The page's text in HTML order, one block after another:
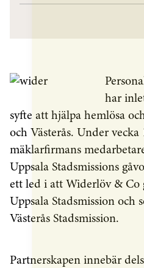
har
syfte att hjälpa hemlösa
och Västerås. Under vecka
mäklarfirmans
Uppsala Stadsmissions
ett led i att Widerlöv & Co
Uppsala Stadsmission och
Västerås Stadsmission.
Partnerskapen innebär